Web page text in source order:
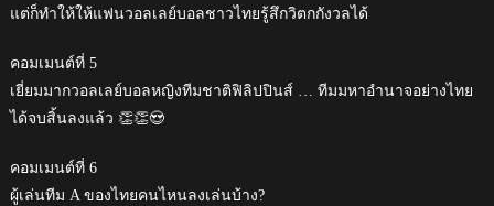
แต่ก็ทำให้ให้แฟนวอลเลย์บอลชาวไทยรู้สึกวิตกกังวลได้
คอมเมนต์ที่ 5
เยี่ยมมากวอลเลย์บอลหญิงทีมชาติฟิลิปปินส์ … ทีมมหาอำนาจอย่างไทย
ได้จบสิ้นลงแล้ว 👏👏😍
คอมเมนต์ที่ 6
ผู้เล่นทีม A ของไทยคนไหนลงเล่นบ้าง?